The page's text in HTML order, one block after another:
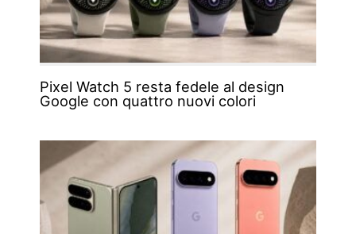
Pixel Watch 5 resta fedele al design
Google con quattro nuovi colori